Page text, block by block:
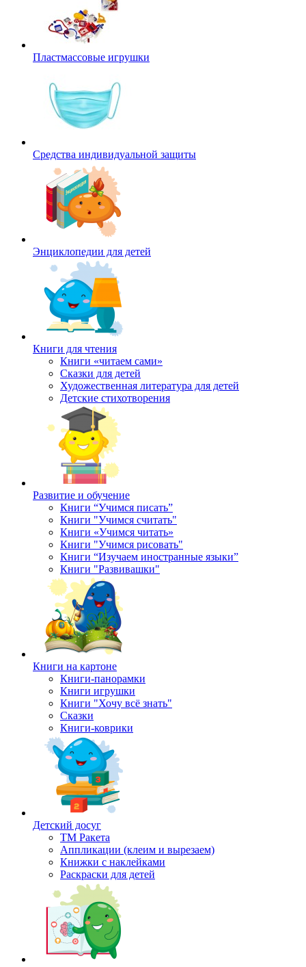
Пластмассовые игрушки
Средства индивидуальной защиты
Энциклопедии для детей
Книги для чтения
Книги «читаем сами»
Сказки для детей
Художественная литература для детей
Детские стихотворения
Развитие и обучение
Книги “Учимся писать”
Книги "Учимся считать"
Книги «Учимся читать»
Книги "Учимся рисовать"
Книги “Изучаем иностранные языки”
Книги "Развивашки"
Книги на картоне
Книги-панорамки
Книги игрушки
Книги "Хочу всё знать"
Сказки
Книги-коврики
Детский досуг
ТМ Ракета
Аппликации (клеим и вырезаем)
Книжки с наклейками
Раскраски для детей